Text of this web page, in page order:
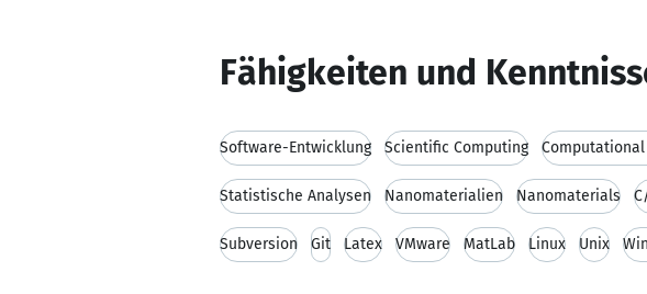
Fähigkeiten und
Software-Entwicklung Scientific Computing
Statistische Analysen Nanomaterialien Nanomaterials
Subversion Git Latex VMware MatLab Linux Unix